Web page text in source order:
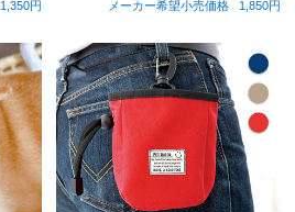
1,350円
メーカー希望小売価格
1,850円